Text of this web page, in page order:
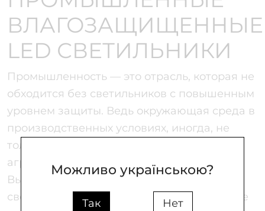
ВЛАГОЗАЩИЩЕННЫЕ
LED СВЕТИЛЬНИКИ
Промышленность — это отрасль, которая не
обходится без светильников с повышенным
уровнем защиты. Ведь окружающая среда в
производственных условиях, иногда, не
только неблагоприятная, но и довольно
агрессивная.
Выбирая светильник влагозащищенный
светодиодный, прежде всего сформируйте
Можливо українською?
Так Нет